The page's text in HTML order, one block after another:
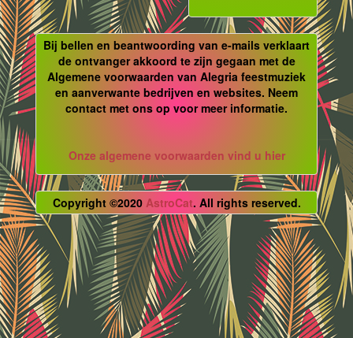
Bij bellen en beantwoording van e-mails verklaart
de ontvanger akkoord te zijn gegaan met de
Algemene voorwaarden van Alegria feestmuziek
en aanverwante bedrijven en websites. Neem
contact met ons op voor meer informatie.
Onze algemene voorwaarden vind u hier
Copyright ©2020 AstroCat. All rights reserved.